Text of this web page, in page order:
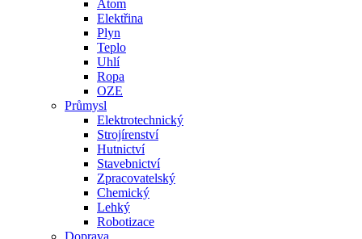
Atom
Elektřina
Plyn
Teplo
Uhlí
Ropa
OZE
Průmysl
Elektrotechnický
Strojírenství
Hutnictví
Stavebnictví
Zpracovatelský
Chemický
Lehký
Robotizace
Doprava